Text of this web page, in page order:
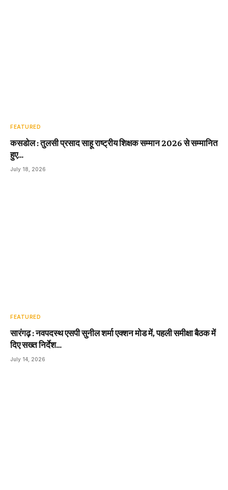
FEATURED
कसडोल : तुलसी प्रसाद साहू राष्ट्रीय शिक्षक सम्मान 2026 से सम्मानित
हुए…
July 18, 2026
FEATURED
सारंगढ़ : नवपदस्थ एसपी सुनील शर्मा एक्शन मोड में, पहली समीक्षा बैठक में
दिए सख्त निर्देश…
July 14, 2026